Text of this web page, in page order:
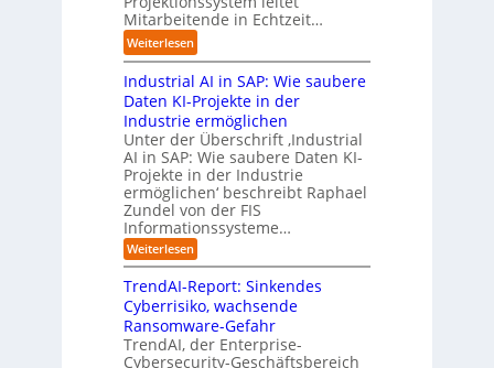
n
g
e
n
o
m
a
i
s
i
e
r
u
n
g
i
n
e
s
s
E
c
y
s
t
e
m
v
o
n
F
o
w
ä
c
h
s
t
w
e
i
t
e
r
t
M
i
s
s
r
a
u
e
n
g
e
g
e
n
ü
b
e
Mitarbeitende in Echtzeit…
Weiterlesen:
L
a
r
s
h
l
f
t
b
e
i
d
e
r
O
r
Industrial AI in SAP: Wie saubere
Daten KI-Projekte in der
Industrie ermöglichen
Unter der Überschrift ‚Industrial
AI in SAP: Wie saubere Daten KI-
Projekte in der Industrie
ermöglichen‘ beschreibt Raphael
Zundel von der FIS
Informationssysteme…
Weiterlesen:
I
n
d
u
s
t
r
TrendAI-Report: Sinkendes
Cyberrisiko, wachsende
Ransomware-Gefahr
TrendAI, der Enterprise-
Cybersecurity-Geschäftsbereich